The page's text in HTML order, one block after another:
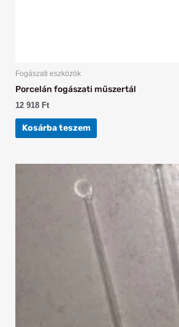
Fogászati eszközök
Porcelán fogászati műszertál
12 918 Ft
Kosárba teszem